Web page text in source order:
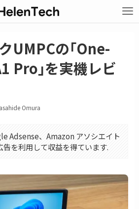
UMPCの｢One-
Pro｣を実機レビ
Omura
Adsense、Amazon アソシエイト
告を利用して収益を得ています.